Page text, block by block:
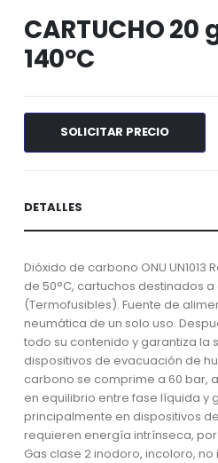
al
comienzo
de
galería
de
imágenes
CARTUCHO 20
140ºC
SOLICITAR PRECIO
DETALLES
Dióxido de carbono ONU UN1013
de 50°C, cartuchos destinados
(Termofusibles). Fuente de
neumática de un solo uso.
todo su contenido y garantiza la
dispositivos de evacuación de
carbono se comprime a 60 bar,
en equilibrio entre fase líquida y
principalmente en dispositivos
requieren energía intrínseca,
Gas clase 2 inodoro, incoloro,